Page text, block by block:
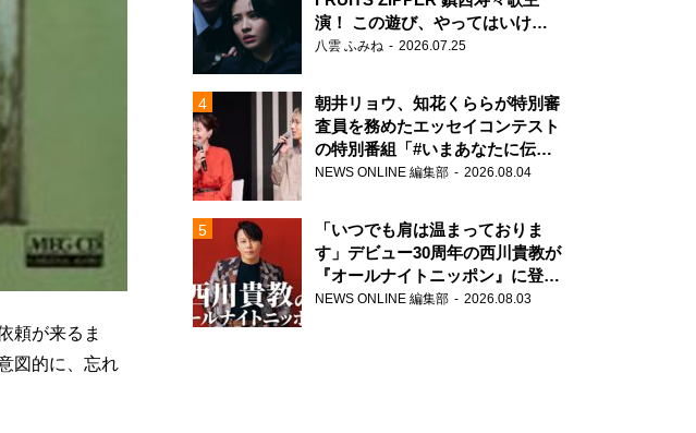
頼が来るま
図的に、忘れ
演！ この遊び、やってはいけま
せん。
八雲 ふみね 2026.07.25
朝井リョウ、知花くららが特別審
査員を務めたエッセイコンテスト
の特別番組「#いまあなたに伝え
たいこと」
NEWS ONLINE 編集部 2026.08.04
「いつでも肩は温まっておりま
す」デビュー30周年の西川貴教が
『オールナイトニッポン』に登
場！
NEWS ONLINE 編集部 2026.08.03